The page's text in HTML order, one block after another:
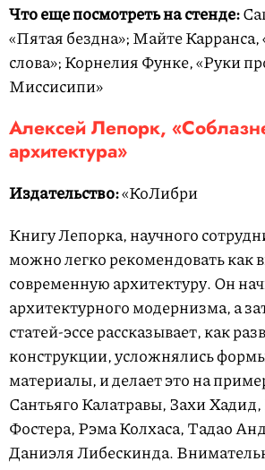
Что еще посмотреть на стенде:
«Пятая бездна»; Майте
слова»; Корнелия Функе, «Руки
Миссисипи»
Алексей Лепорк,
архитектура»
Издательство:«КоЛибри
Книгу Лепорка, научного
можно легко рекомендовать как
современную архитектуру. Он
архитектурного модернизма, а
статей-эссе рассказывает, как
конструкции, усложнялись
материалы, и делает это на
Сантьяго Калатравы, Захи
Фостера, Рэма Колхаса, Тадао
Даниэля Либескинда.